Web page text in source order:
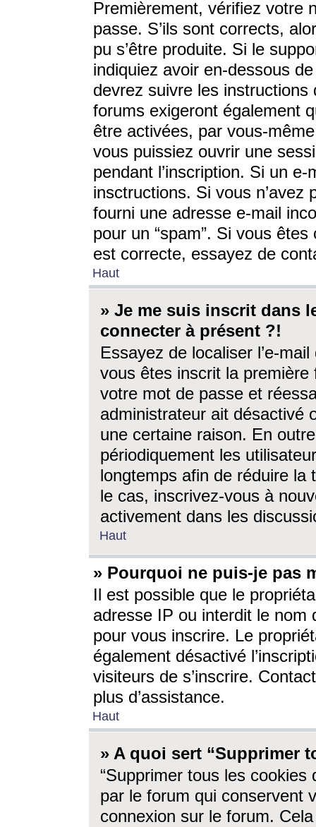
Premièrement, vérifiez votre
passe. S’ils sont corrects,
pu s’être produite. Si le
indiquiez avoir en-dessous
devrez suivre les
forums exigeront également
être activées, par vous-
vous puissiez ouvrir une
pendant l’inscription. Si un
insctructions. Si vous n’avez
fourni une adresse e-mail
pour un “spam”. Si vous
est correcte, essayez de
Haut
» Je me suis inscrit dans
connecter à présent ?!
Essayez de localiser l’e-
vous êtes inscrit la première
votre mot de passe et
administrateur ait désactivé
une certaine raison. En
périodiquement les
longtemps afin de réduire la
le cas, inscrivez-vous à
activement dans les
Haut
» Pourquoi ne puis-je pas
Il est possible que le
adresse IP ou interdit le nom
pour vous inscrire. Le
également désactivé
visiteurs de s’inscrire.
plus d’assistance.
Haut
» A quoi sert “Supprimer
“Supprimer tous les cookies
par le forum qui conservent
connexion sur le forum.